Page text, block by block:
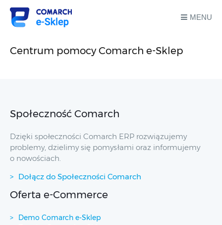
MENU
Centrum pomocy Comarch e-Sklep
Społeczność Comarch
Dzięki społeczności Comarch ERP rozwiązujemy
problemy, dzielimy się pomysłami oraz informujemy
o nowościach.
Dołącz do Społeczności Comarch
Oferta e-Commerce
Demo Comarch e-Sklep